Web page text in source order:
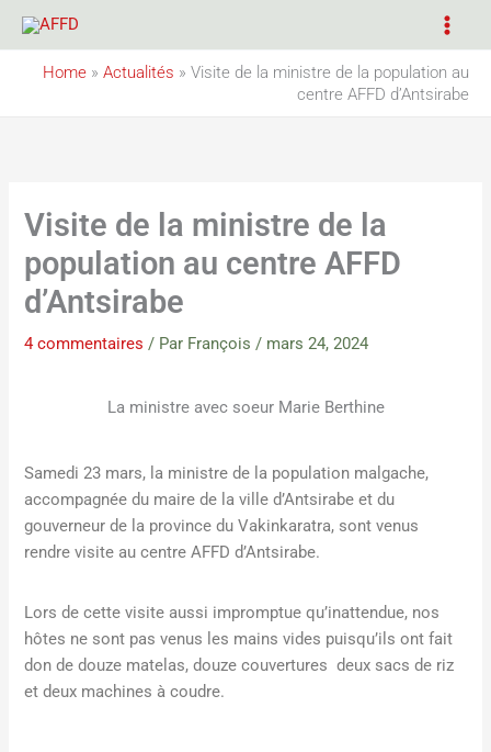
Aller
contenuHome » Actualités » Visite de la ministre de la population au
centre AFFD d’Antsirabe
Visite de la ministre de la
population au centre AFFD
d’Antsirabe
4 commentaires / Par François / mars 24, 2024
La ministre avec soeur Marie Berthine
Samedi 23 mars, la ministre de la population malgache,
accompagnée du maire de la ville d’Antsirabe et du
gouverneur de la province du Vakinkaratra, sont venus
rendre visite au centre AFFD d’Antsirabe.
Lors de cette visite aussi impromptue qu’inattendue, nos
hôtes ne sont pas venus les mains vides puisqu’ils ont fait
don de douze matelas, douze couvertures deux sacs de riz
et deux machines à coudre.